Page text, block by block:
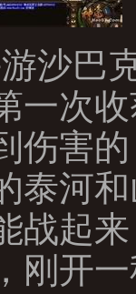
沙巴
一次
伤害
泰河
战起
刚开